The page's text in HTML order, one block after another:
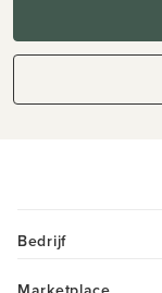
Bedrijf